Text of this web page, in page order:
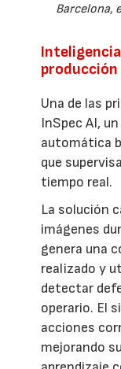
Barcelona,
producción
Una de las
InSpec AI,
automática
que
tiempo real.
La solución
imágenes
genera una
realizado y
detectar
operario. El
acciones
mejorando